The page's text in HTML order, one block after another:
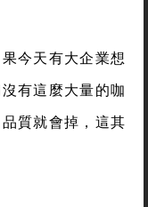
今天有大企業想
有這麼大量的咖
質就會掉，這其